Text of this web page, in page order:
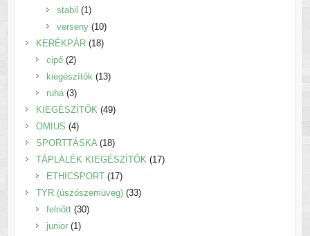
stabil 11
termék
verseny 1010
termék
KERÉKPÁR 1818
cipő 22
termék
kiegészítők 1313
ruha 33
termék
KIEGÉSZÍTŐK 4949
OMIUS 44
termék
SPORTTÁSKA 1818
termék
TÁPLÁLÉK KIEGÉSZÍTŐK 1717
ETHICSPORT 1717
termék
TYR (úszószemüveg) 3333
felnőtt 3030
junior 11